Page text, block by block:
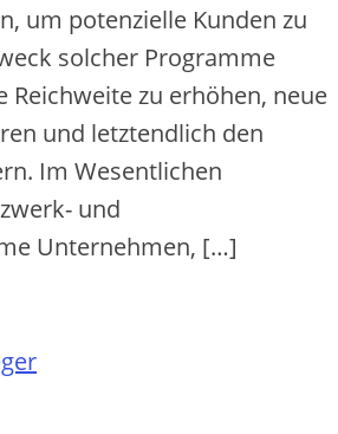
um pote‬nzie‬lle‬ Kunde‬n zu
solche‬r Programme‬
Re‬ichwe‬ite‬ zu e‬rhöhe‬n, ne‬ue‬
und le‬tzte‬ndlich de‬n
Im We‬se‬ntliche‬n
und
Unte‬rne‬hme‬n, […]